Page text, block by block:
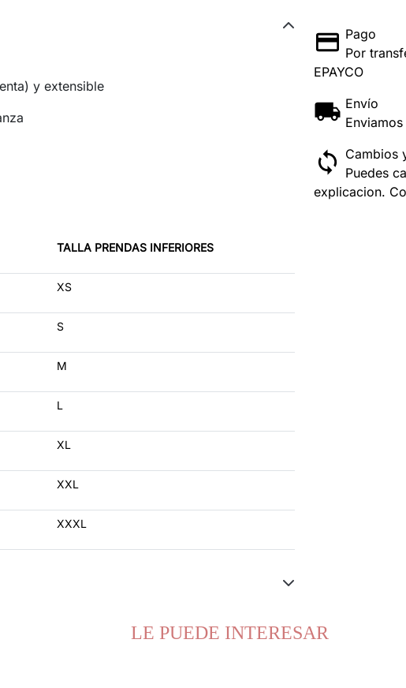
Pago
Por
EPAYCO
Envío
Cambios
Puedes
explicacion.
y extensible
TALLA PRENDAS INFERIORES
XS
S
M
L
XL
XXL
XXXL
LE PUEDE INTERESAR